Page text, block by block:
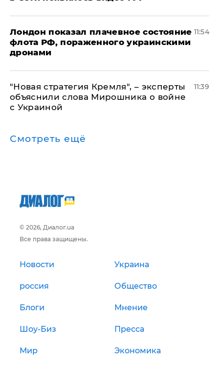
Лондон показал плачевное состояние
флота РФ, пораженного украинскими
дронами
11:54
"Новая стратегия Кремля", – эксперты
объяснили слова Мирошника о войне
с Украиной
11:39
Смотреть ещё
© 2026, Диалог.ua
Все права защищены.
Новости Украина
россия Общество
Блоги Мнение
Шоу-Биз Пресса
Мир Экономика